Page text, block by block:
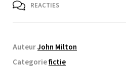
REACTIES
AuteurJohn Milton
Categoriefictie